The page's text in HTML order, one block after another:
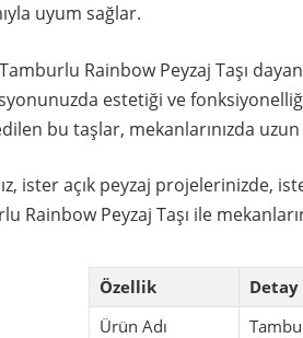
uyum sağlar.
Rainbow Peyzaj Taşı
estetiği ve
bu taşlar, mekanlarınızda
ister açık peyzaj projelerinizde,
Rainbow Peyzaj Taşı ile
Özellik
Detay
Ürün Adı